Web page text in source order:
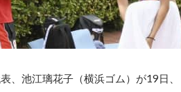
表、池江璃花子（横浜ゴム）が19日